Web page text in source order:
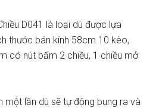
D041 là loại dù được lựa
thước bán kính 58cm 10 kèo,
có nút bấm 2 chiều, 1 chiều mở
một lần dù sẽ tự động bung ra và